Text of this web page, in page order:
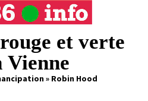
et verte
Vienne
» Robin Hood